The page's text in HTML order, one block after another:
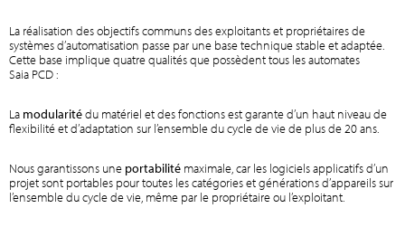
La réalisation des objectifs communs des exploitants et propriétaires de
systèmes d’automatisation passe par une base technique stable et adaptée.
Cette base implique quatre qualités que possèdent tous les automates
Saia PCD :
La modularitédu matériel et des fonctions est garante d’un haut niveau de
flexibilité et d’adaptation sur l’ensemble du cycle de vie de plus de 20 ans.
Nous garantissons une portabilitémaximale, car les logiciels applicatifs d’un
projet sont portables pour toutes les catégories et générations d’appareils sur
l’ensemble du cycle de vie, même par le propriétaire ou l’exploitant.